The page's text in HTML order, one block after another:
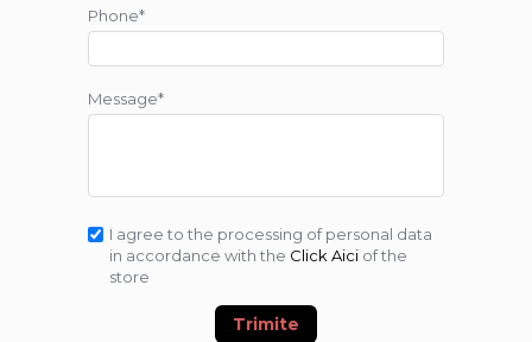
Phone*
Message*
I agree to the processing of personal data
in accordance with the Click Aici of the
store
Trimite